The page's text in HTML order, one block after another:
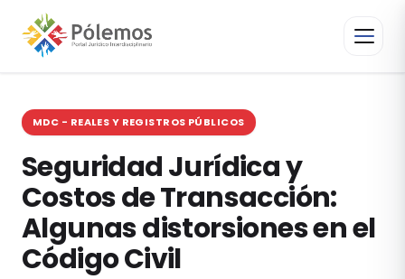
MDC - REALES Y REGISTROS PÚBLICOS
Seguridad Jurídica y
Costos de Transacción:
Algunas distorsiones en el
Código Civil